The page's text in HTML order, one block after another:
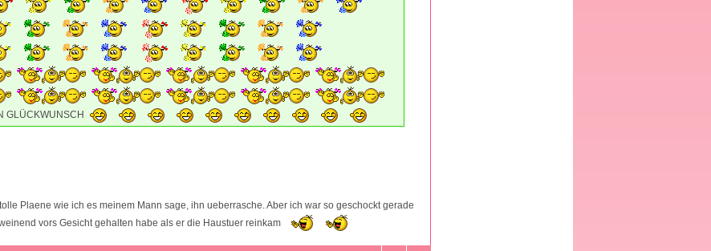
GLÜCKWUNSCH
Plaene wie ich es meinem Mann sage, ihn ueberrasche. Aber ich war so geschockt gerade
vors Gesicht gehalten habe als er die Haustuer reinkam